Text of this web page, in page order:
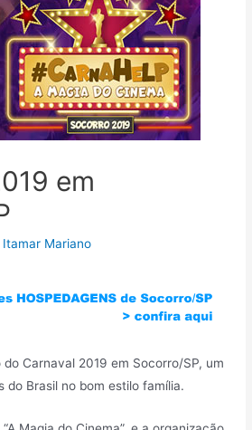
em
Itamar Mariano
Carnaval 2019 em Socorro/SP, um
do Brasil no bom estilo família.